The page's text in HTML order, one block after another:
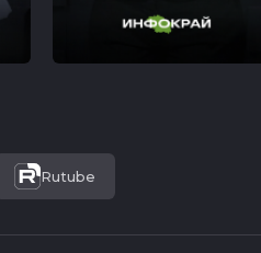
Rutube